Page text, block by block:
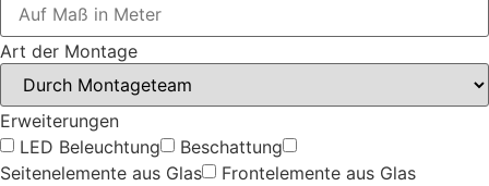
Art der Montage
Erweiterungen
LED Beleuchtung
Beschattung
Seitenelemente aus Glas
Frontelemente aus Glas